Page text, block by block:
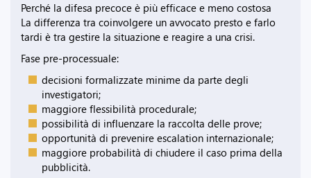
Perché la difesa precoce è più efficace e meno costosa
La differenza tra coinvolgere un avvocato presto e farlo
tardi è tra gestire la situazione e reagire a una crisi.
Fase pre-processuale:
decisioni formalizzate minime da parte degli
investigatori;
maggiore flessibilità procedurale;
possibilità di influenzare la raccolta delle prove;
opportunità di prevenire escalation internazionale;
maggiore probabilità di chiudere il caso prima della
pubblicità.